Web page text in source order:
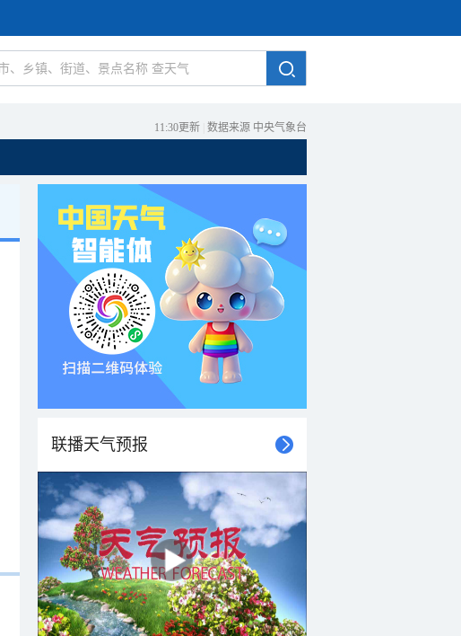
11:30更新 数据来源 中央气象台
联播天气预报